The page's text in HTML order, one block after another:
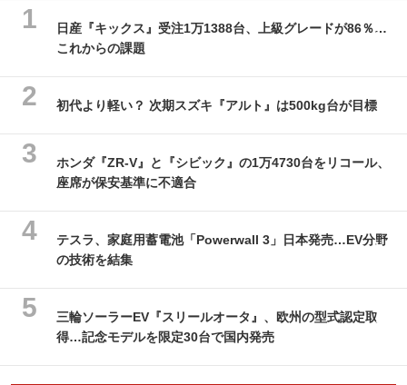
日産『キックス』受注1万1388台、上級グレードが86％…
これからの課題
初代より軽い？ 次期スズキ『アルト』は500kg台が目標
ホンダ『ZR-V』と『シビック』の1万4730台をリコール、
座席が保安基準に不適合
テスラ、家庭用蓄電池「Powerwall 3」日本発売…EV分野
の技術を結集
三輪ソーラーEV『スリールオータ』、欧州の型式認定取
得…記念モデルを限定30台で国内発売